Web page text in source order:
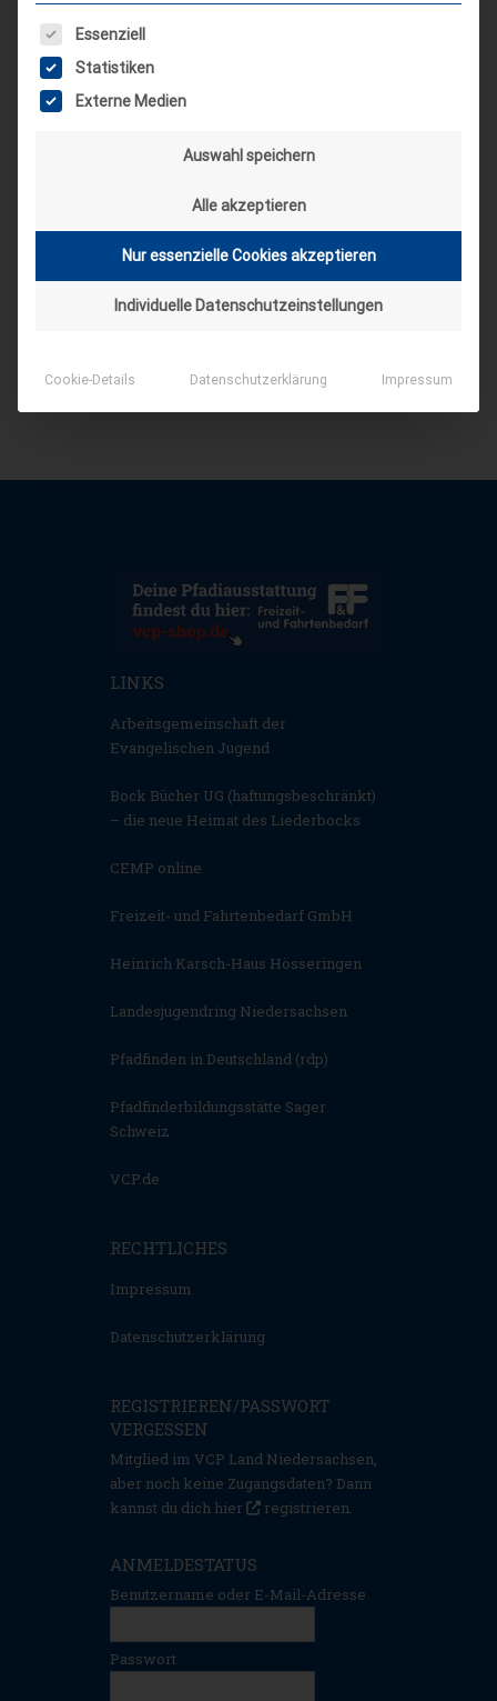
LINKS
Arbeitsgemeinschaft der
Evangelischen Jugend
Bock Bücher UG (haftungsbeschränkt)
– die neue Heimat des Liederbocks
CEMP online
Freizeit- und Fahrtenbedarf GmbH
Heinrich Karsch-Haus Hösseringen
Landesjugendring Niedersachsen
Pfadfinden in Deutschland (rdp)
Pfadfinderbildungsstätte Sager
Schweiz
VCP.de
RECHTLICHES
Impressum
Datenschutzerklärung
REGISTRIEREN/PASSWORT
VERGESSEN
Mitglied im VCP Land Niedersachsen,
aber noch keine Zugangsdaten? Dann
kannst du dich hier
registrieren.
ANMELDESTATUS
Benutzername oder E-Mail-Adresse
Passwort
Es folgt eine Liste der Service-Gruppen, für die eine
Essenziell
Statistiken
Externe Medien
Auswahl speichern
Alle akzeptieren
Nur essenzielle Cookies akzeptieren
Individuelle Datenschutzeinstellungen
Cookie-Details Datenschutzerklärung Impressum